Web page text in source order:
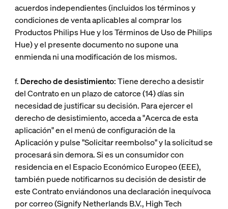
acuerdos independientes (incluidos los términos y
condiciones de venta aplicables al comprar los
Productos Philips Hue y los Términos de Uso de Philips
Hue) y el presente documento no supone una
enmienda ni una modificación de los mismos.
f. Derecho de desistimiento: Tiene derecho a desistir
del Contrato en un plazo de catorce (14) días sin
necesidad de justificar su decisión. Para ejercer el
derecho de desistimiento, acceda a "Acerca de esta
aplicación" en el menú de configuración de la
Aplicación y pulse "Solicitar reembolso" y la solicitud se
procesará sin demora. Si es un consumidor con
residencia en el Espacio Económico Europeo (EEE),
también puede notificarnos su decisión de desistir de
este Contrato enviándonos una declaración inequívoca
por correo (Signify Netherlands B.V., High Tech